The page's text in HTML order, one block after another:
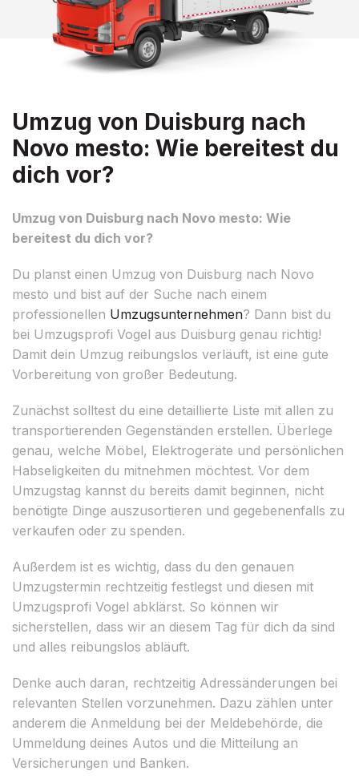
Umzug von Duisburg nach
Novo mesto: Wie bereitest du
dich vor?
Umzug von Duisburg nach Novo mesto: Wie
bereitest du dich vor?
Du planst einen Umzug von Duisburg nach Novo
mesto und bist auf der Suche nach einem
professionellen Umzugsunternehmen? Dann bist du
bei Umzugsprofi Vogel aus Duisburg genau richtig!
Damit dein Umzug reibungslos verläuft, ist eine gute
Vorbereitung von großer Bedeutung.
Zunächst solltest du eine detaillierte Liste mit allen zu
transportierenden Gegenständen erstellen. Überlege
genau, welche Möbel, Elektrogeräte und persönlichen
Habseligkeiten du mitnehmen möchtest. Vor dem
Umzugstag kannst du bereits damit beginnen, nicht
benötigte Dinge auszusortieren und gegebenenfalls zu
verkaufen oder zu spenden.
Außerdem ist es wichtig, dass du den genauen
Umzugstermin rechtzeitig festlegst und diesen mit
Umzugsprofi Vogel abklärst. So können wir
sicherstellen, dass wir an diesem Tag für dich da sind
und alles reibungslos abläuft.
Denke auch daran, rechtzeitig Adressänderungen bei
relevanten Stellen vorzunehmen. Dazu zählen unter
anderem die Anmeldung bei der Meldebehörde, die
Ummeldung deines Autos und die Mitteilung an
Versicherungen und Banken.